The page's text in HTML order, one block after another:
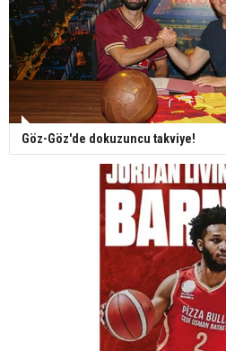
Göz-Göz'de dokuzuncu takviye!